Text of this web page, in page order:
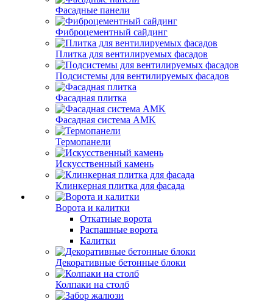
Фасадные панели
Фиброцементный сайдинг
Плитка для вентилируемых фасадов
Подсистемы для вентилируемых фасадов
Фасадная плитка
Фасадная система AMK
Термопанели
Искусственный камень
Клинкерная плитка для фасада
Ворота и калитки
Откатные ворота
Распашные ворота
Калитки
Декоративные бетонные блоки
Колпаки на столб